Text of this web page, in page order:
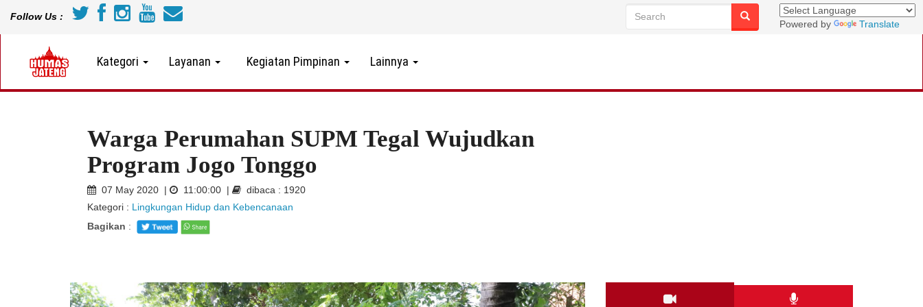
Follow Us :
Powered by Translate
Kategori Layanan Kegiatan Pimpinan Lainnya
Warga Perumahan SUPM Tegal Wujudkan
Program Jogo Tonggo
07 May 2020 | 11:00:00 |
dibaca : 1920
Kategori : Lingkungan Hidup dan Kebencanaan
Bagikan :